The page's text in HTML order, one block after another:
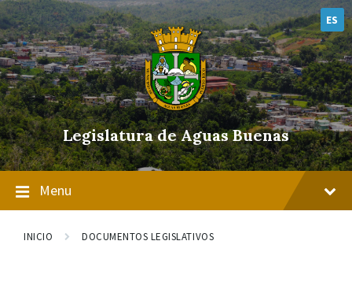
Skip
to
content
Skip
to
main
navigation
Skip
to
footer
ES
Legislatura de Aguas Buenas
Menu
INICIO DOCUMENTOS LEGISLATIVOS